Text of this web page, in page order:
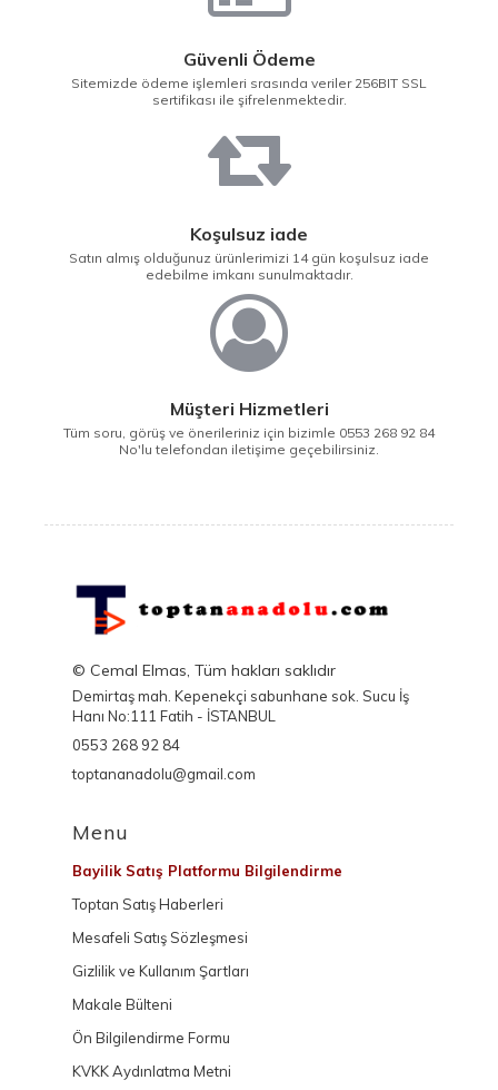
Güvenli Ödeme
Sitemizde ödeme işlemleri srasında veriler 256BIT SSL
sertifikası ile şifrelenmektedir.
Koşulsuz iade
Satın almış olduğunuz ürünlerimizi 14 gün koşulsuz iade
edebilme imkanı sunulmaktadır.
Müşteri Hizmetleri
Tüm soru, görüş ve önerileriniz için bizimle 0553 268 92 84
No'lu telefondan iletişime geçebilirsiniz.
© Cemal Elmas, Tüm hakları saklıdır
Demirtaş mah. Kepenekçi sabunhane sok. Sucu İş
Hanı No:111 Fatih - İSTANBUL
0553 268 92 84
toptananadolu@gmail.com
Menu
Bayilik Satış Platformu Bilgilendirme
Toptan Satış Haberleri
Mesafeli Satış Sözleşmesi
Gizlilik ve Kullanım Şartları
Makale Bülteni
Ön Bilgilendirme Formu
KVKK Aydınlatma Metni